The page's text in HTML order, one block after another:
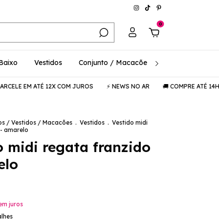
0
Vestidos Conjunto / Macacões
ATÉ 12X COM JUROS ⚡️ NEWS NO AR 🚚 COMPRE ATÉ 14H E
/ Vestidos / Macacões . Vestidos . Vestido midi
amarelo
midi regata franzido
juros